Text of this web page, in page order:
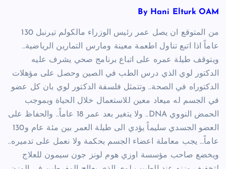
By Hani Elturk OAM
من المتوقع ان يصل عمر رئيس الوزراء مالكولم تيرنبل 130
عاماً اذا اتبع تناول اطعمة معينة ومارس التمارين الرياضية..
ويتوقف طيلة عمره على اتباع برنامج صحي يشرف عليه
الدكتور لوي الذي درس الطب في الصين وحصل على مؤهلات
الدكتوراه في الصحة.. وتتمثل فلسفة الدكتور لوي بان كل عضو
في الجسم له ميعاد معين للاستعمال خلال الحياة وبموجب
الحمض النووي DNA.. ولا يتغير بعد عمر 18 عاماً.. والحفاظ على
العضو الجسدي سليماً يؤدي الى طيلة العمر بين مئة عام و130
عاماً… يجب معاملة اعضاء الجسم بحكمة ولا نعمل على تدميره..
ويخضع صاحب مؤسسة اوزي هوم لونز جون سيمون للعلاج